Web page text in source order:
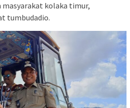
kolaka timur,
tumbudadio.